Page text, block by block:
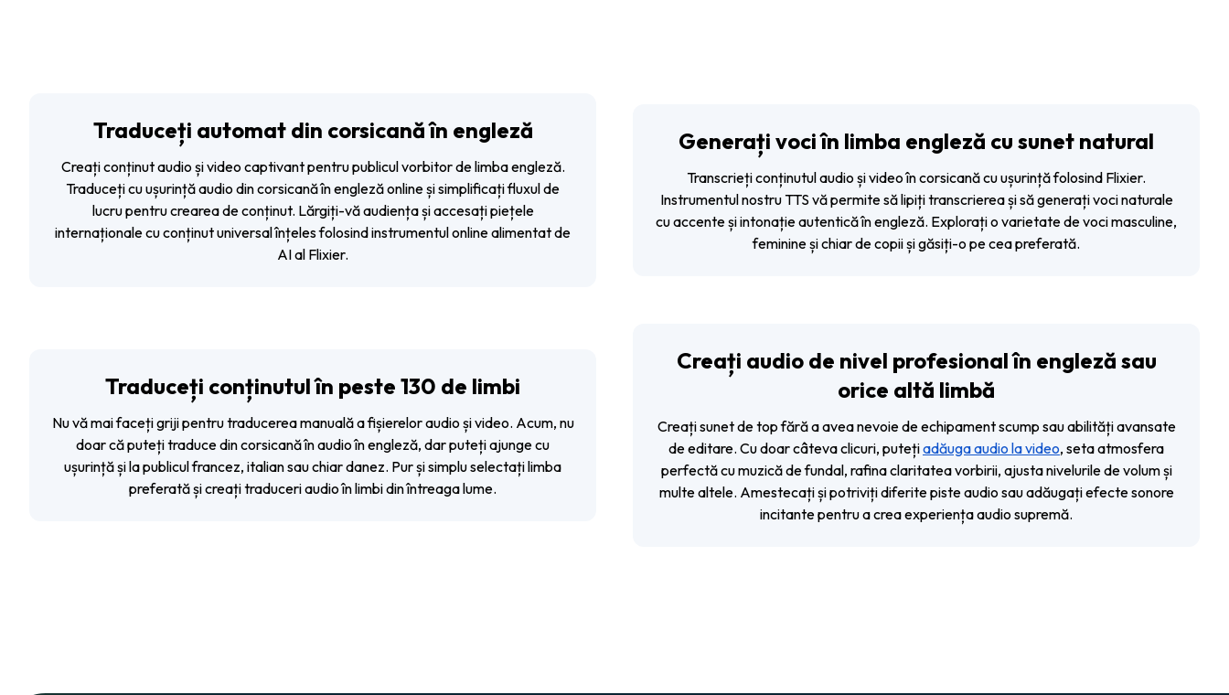
Traduceți automat din corsicană în engleză
Creați conținut audio și video captivant pentru publicul vorbitor de limba engleză.
Traduceți cu ușurință audio din corsicană în engleză online și simplificați fluxul de
lucru pentru crearea de conținut. Lărgiți-vă audiența și accesați piețele
internaționale cu conținut universal înțeles folosind instrumentul online alimentat de
AI al Flixier.
Generați voci în limba engleză cu sunet natural
Transcrieți conținutul audio și video în corsicană cu ușurință folosind Flixier.
Instrumentul nostru TTS vă permite să lipiți transcrierea și să generați voci naturale
cu accente și intonație autentică în engleză. Explorați o varietate de voci masculine,
feminine și chiar de copii și găsiți-o pe cea preferată.
Traduceți conținutul în peste 130 de limbi
Nu vă mai faceți griji pentru traducerea manuală a fișierelor audio și video. Acum, nu
doar că puteți traduce din corsicană în audio în engleză, dar puteți ajunge cu
ușurință și la publicul francez, italian sau chiar danez. Pur și simplu selectați limba
preferată și creați traduceri audio în limbi din întreaga lume.
Creați audio de nivel profesional în engleză sau
orice altă limbă
Creați sunet de top fără a avea nevoie de echipament scump sau abilități avansate
de editare. Cu doar câteva clicuri, putețiadăuga audio la video, seta atmosfera
perfectă cu muzică de fundal, rafina claritatea vorbirii, ajusta nivelurile de volum și
multe altele. Amestecați și potriviți diferite piste audio sau adăugați efecte sonore
incitante pentru a crea experiența audio supremă.